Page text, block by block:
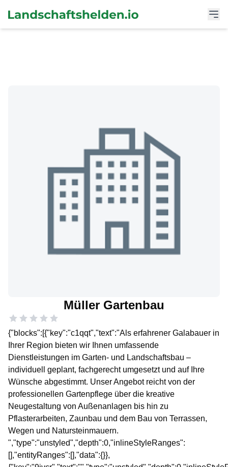
Müller Gartenbau
{"blocks":[{"key":"c1qqt","text":"Als erfahrener Galabauer in
Ihrer Region bieten wir Ihnen umfassende
Dienstleistungen im Garten- und Landschaftsbau –
individuell geplant, fachgerecht umgesetzt und auf Ihre
Wünsche abgestimmt. Unser Angebot reicht von der
professionellen Gartenpflege über die kreative
Neugestaltung von Außenanlagen bis hin zu
Pflasterarbeiten, Zaunbau und dem Bau von Terrassen,
Wegen und Natursteinmauern.
","type":"unstyled","depth":0,"inlineStyleRanges":
[],"entityRanges":[],"data":{}},